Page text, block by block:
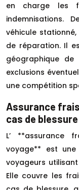
en charge les
indemnisations.
véhicule
de réparation. Il
géographique
exclusions
une compétition
Assurance
cas de blessure
L’ **assurance
voyage** est
voyageurs
Elle couvre les